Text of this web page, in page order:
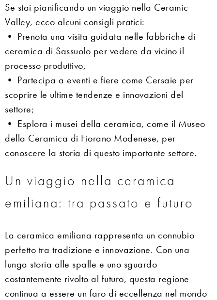
Se stai pianificando un viaggio nella Ceramic
Valley, ecco alcuni consigli pratici:
• Prenota una visita guidata nelle fabbriche di
ceramica di Sassuolo per vedere da vicino il
processo produttivo,
• Partecipa a eventi e fiere come Cersaie per
scoprire le ultime tendenze e innovazioni del
settore;
• Esplora i musei della ceramica, come il Museo
della Ceramica di Fiorano Modenese, per
conoscere la storia di questo importante settore.
Un viaggio nella ceramica
emiliana: tra passato e futuro
La ceramica emiliana rappresenta un connubio
perfetto tra tradizione e innovazione. Con una
lunga storia alle spalle e uno sguardo
costantemente rivolto al futuro, questa regione
continua a essere un faro di eccellenza nel mondo